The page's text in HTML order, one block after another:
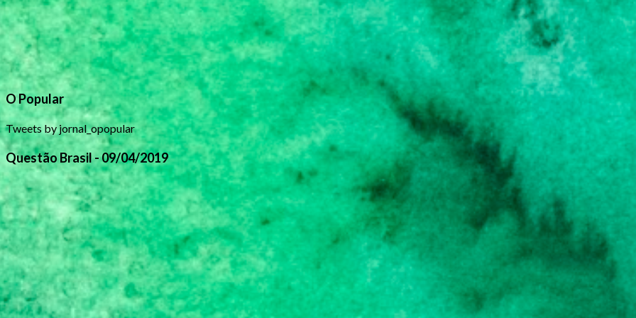
O Popular
Tweets by jornal_opopular
Questão Brasil - 09/04/2019